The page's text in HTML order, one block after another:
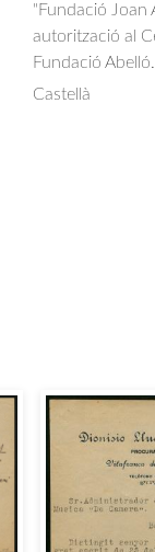
"Fundació Joan
autorització al
Fundació Abelló.
Castellà